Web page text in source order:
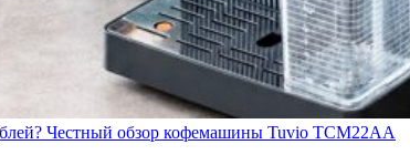
Честный обзор кофемашины Tuvio TCM22AA